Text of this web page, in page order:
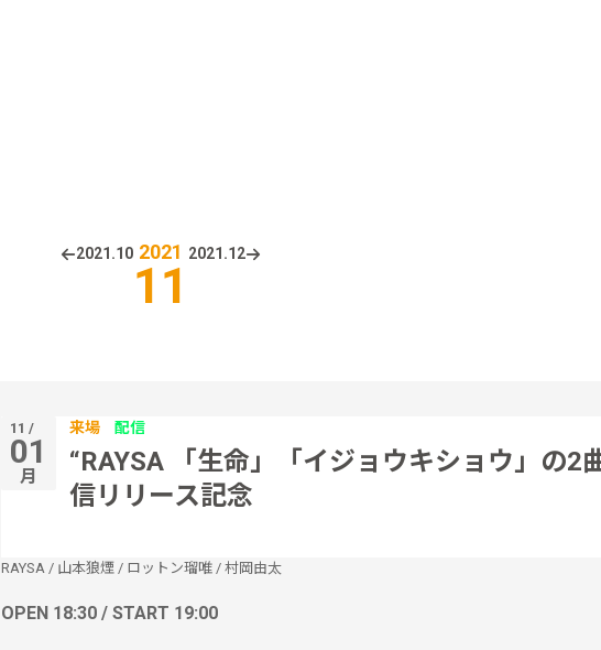
2021.10 2021
11
2021.12
11 /
01
月
来場 配信
“RAYSA 「生命」「イジョウキショウ」の2
信リリース記念
RAYSA/ 山本狼煙/ ロットン瑠唯/ 村岡由太
OPEN 18:30 / START 19:00